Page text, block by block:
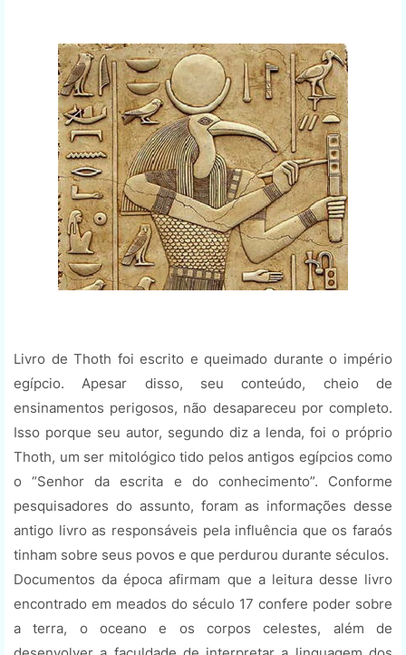
Livro de Thoth foi escrito e queimado durante o império
egípcio. Apesar disso, seu conteúdo, cheio de
ensinamentos perigosos, não desapareceu por completo.
Isso porque seu autor, segundo diz a lenda, foi o próprio
Thoth, um ser mitológico tido pelos antigos egípcios como
o “Senhor da escrita e do conhecimento”. Conforme
pesquisadores do assunto, foram as informações desse
antigo livro as responsáveis pela influência que os faraós
tinham sobre seus povos e que perdurou durante séculos.
Documentos da época afirmam que a leitura desse livro
encontrado em meados do século 17 confere poder sobre
a terra, o oceano e os corpos celestes, além de